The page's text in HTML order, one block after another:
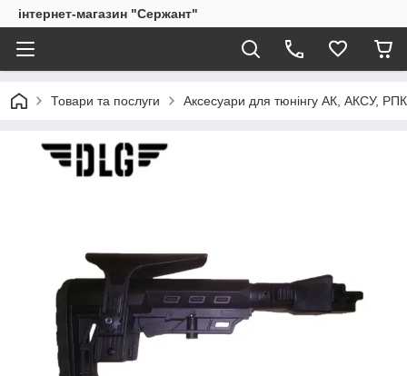
інтернет-магазин "Сержант"
Товари та послуги Аксесуари для тюнінгу АК, АКСУ,